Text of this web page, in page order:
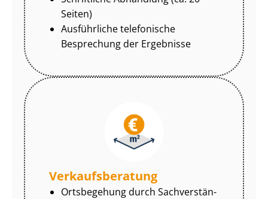
Seiten)
Ausführliche telefonische
Besprechung der Ergebnisse
Ver­kaufs­be­ra­tung
Ortsbegehung durch Sach­ver­stän­